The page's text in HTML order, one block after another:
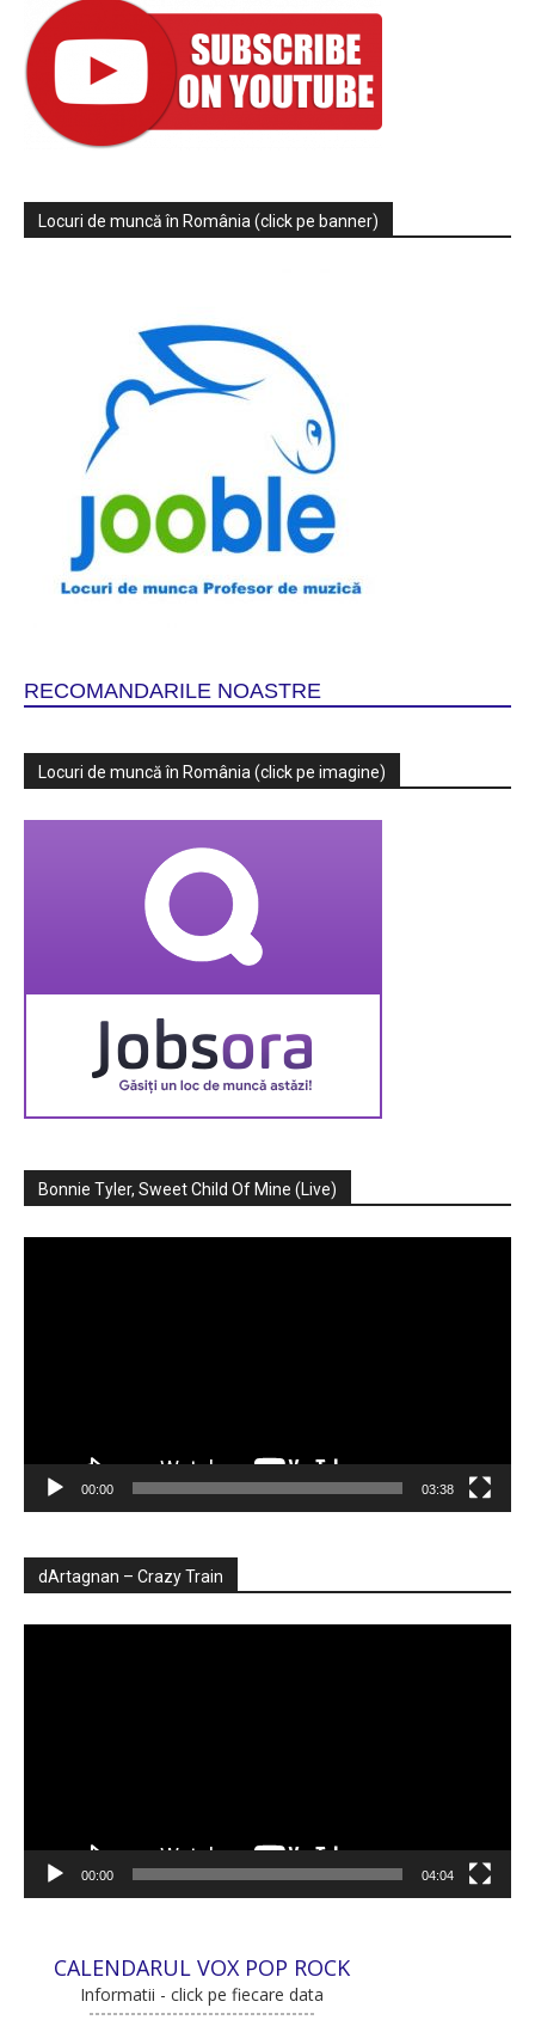
Locuri de muncă în România (click pe banner)
RECOMANDARILE NOASTRE
Locuri de muncă în România (click pe imagine)
Bonnie Tyler, Sweet Child Of Mine (Live)
00:00 03:38
dArtagnan – Crazy Train
00:00 04:04
CALENDARUL VOX POP ROCK
Informatii - click pe fiecare data